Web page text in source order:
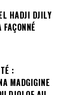
HADJI DJILY
:
MADGIGINE